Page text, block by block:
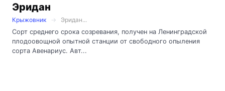
Эридан
Крыжовник
Эридан...
Сорт среднего срока созревания, получен на Ленинградской
плодоовощной опытной станции от свободного опыления
сорта Авенариус. Авт...